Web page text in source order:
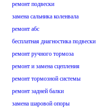
ремонт подвески
замена сальника коленвала
ремонт абс
бесплатная диагностика подвески
ремонт ручного тормоза
ремонт и замена сцепления
ремонт тормозной системы
ремонт задней балки
замена шаровой опоры